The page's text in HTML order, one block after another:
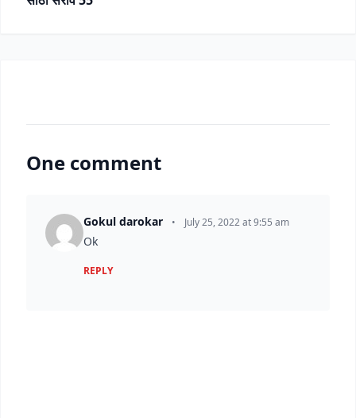
One comment
Gokul darokar • July 25, 2022 at 9:55 am
Ok
REPLY